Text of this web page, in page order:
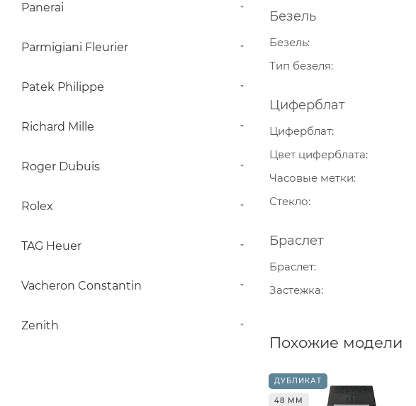
Безель
Безель
Тип безеля
Циферблат
Циферблат
Цвет циферблата
Часовые метки
Стекло
Браслет
Браслет
Застежка
Похожие модели
ДУБЛИКАТ
48 ММ
Panerai
Parmigiani Fleurier
Patek Philippe
Richard Mille
Roger Dubuis
Rolex
TAG Heuer
Vacheron Constantin
Zenith